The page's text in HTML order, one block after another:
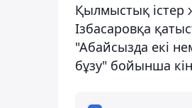
Қылмыстық істер
Ізбасаровқа
"Абайсызда екі
бұзу" бойынша